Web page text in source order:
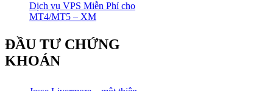
Dịch vụ VPS Miễn Phí cho
MT4/MT5 – XM
ĐẦU TƯ CHỨNG
KHOÁN